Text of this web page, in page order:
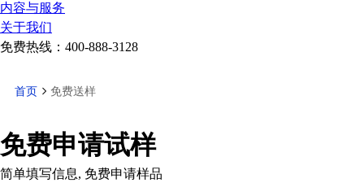
内容与服务
关于我们
免费热线： 400-888-3128
首页 免费送样
免费申请试样
简单填写信息, 免费申请样品